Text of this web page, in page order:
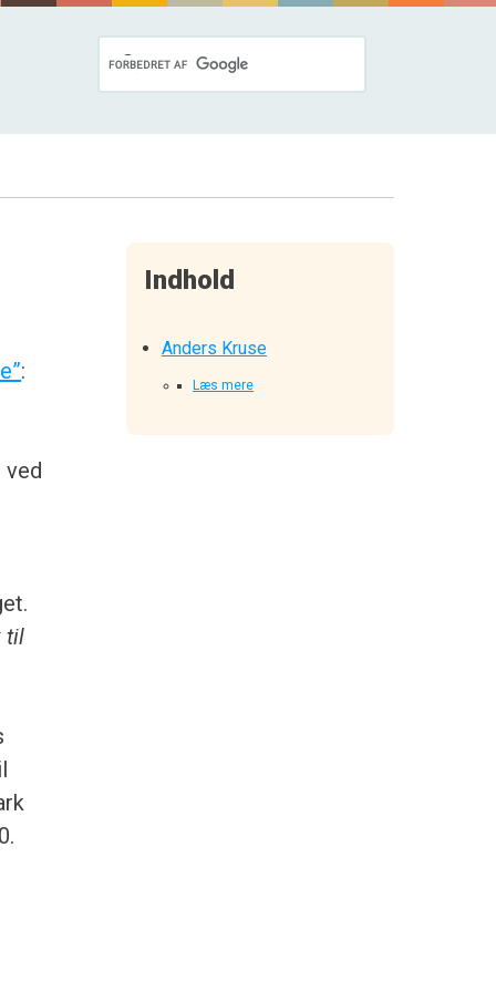
Indhold
Anders Kruse
Læs mere
:
ved
til